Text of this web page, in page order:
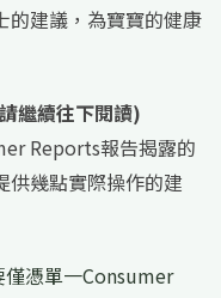
的建議，為寶寶的健康
繼續往下閱讀)
Reports報告揭露的
供幾點實際操作的建
僅憑單一Consumer